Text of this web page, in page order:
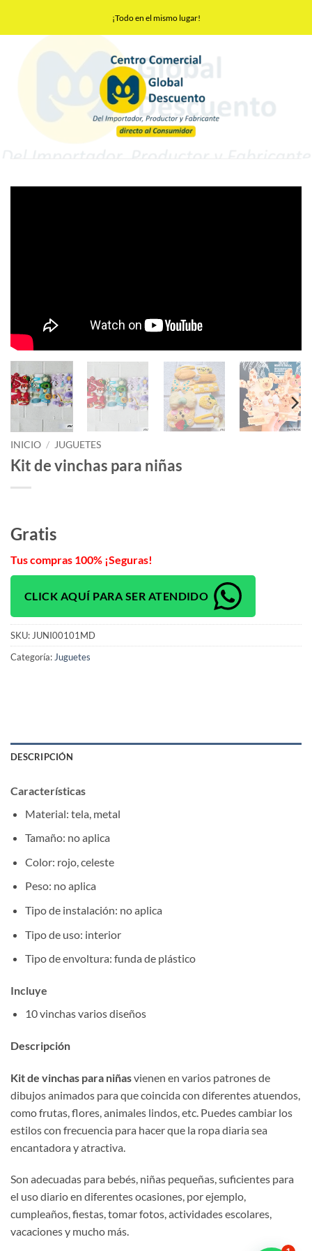
contenido
¡Todo en el mismo lugar!
INICIO / JUGUETES
Kit de vinchas para niñas
Gratis
Tus compras 100% ¡Seguras!
CLICK AQUÍ PARA SER ATENDIDO
SKU: JUNI00101MD
Categoría: Juguetes
DESCRIPCIÓN
Características
Material: tela, metal
Tamaño: no aplica
Color: rojo, celeste
Peso: no aplica
Tipo de instalación: no aplica
Tipo de uso: interior
Tipo de envoltura: funda de plástico
Incluye
10 vinchas varios diseños
Descripción
Kit de vinchas para niñasvienen en varios patrones de
dibujos animados para que coincida con diferentes atuendos,
como frutas, flores, animales lindos, etc. Puedes cambiar los
estilos con frecuencia para hacer que la ropa diaria sea
encantadora y atractiva.
Son adecuadas para bebés, niñas pequeñas, suficientes para
el uso diario en diferentes ocasiones, por ejemplo,
cumpleaños, fiestas, tomar fotos, actividades escolares,
vacaciones y mucho más.